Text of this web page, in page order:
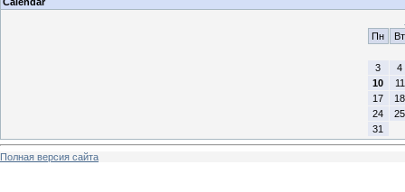
Пн
Вт
3
4
10
11
17
18
24
25
31
Полная версия сайта